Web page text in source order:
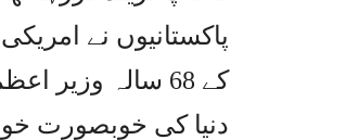
پاکستانیوں نے
کے 68 سالہ
دنیا کی خوبصورت